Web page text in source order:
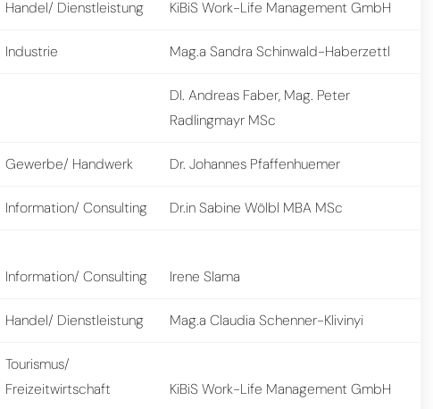
Handel/ Dienstleistung KiBiS Work-Life Management GmbH
Industrie Mag.a Sandra Schinwald-Haberzettl
DI. Andreas Faber, Mag. Peter
Radlingmayr MSc
Gewerbe/ Handwerk Dr. Johannes Pfaffenhuemer
Information/ Consulting Dr.in Sabine Wölbl MBA MSc
Information/ Consulting Irene Slama
Handel/ Dienstleistung Mag.a Claudia Schenner-Klivinyi
Tourismus/
Freizeitwirtschaft
KiBiS Work-Life Management GmbH